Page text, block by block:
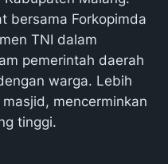
bersama Forkopimda
TNI dalam
pemerintah daerah
warga. Lebih
mencerminkan
tinggi.